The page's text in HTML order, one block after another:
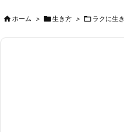
ホーム > 生き方 > ラクに生